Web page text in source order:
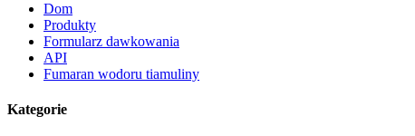
Dom
Produkty
Formularz dawkowania
API
Fumaran wodoru tiamuliny
Kategorie